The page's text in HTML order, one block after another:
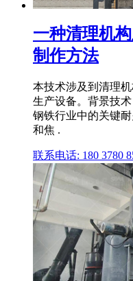
一种清理机
制作方法
本技术涉及到清理
生产设备。背景技
钢铁行业中的关键
和焦 .
联系电话: 180 3780